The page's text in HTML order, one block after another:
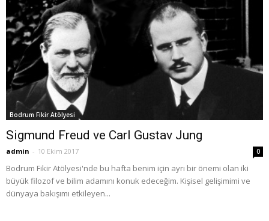
Bodrum Fikir Atölyesi
Sigmund Freud ve Carl Gustav Jung
admin - 10 Ekim 2017 0
Bodrum Fikir Atölyesi'nde bu hafta benim için ayrı bir önemi olan iki
büyük filozof ve bilim adamını konuk edeceğim. Kişisel gelişimimi ve
dünyaya bakışımı etkileyen...